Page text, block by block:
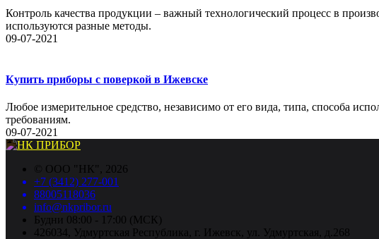
Контроль качества продукции – важный технологический процесс в
используются разные методы.
09-07-2021
Купить приборы с поверкой в Ижевске
Любое измерительное средство, независимо от его вида, типа, способа
требованиям.
09-07-2021
© ООО "НК", 2026
+7 (3412) 277-001
88005118036
info@nkpribor.ru
Будни 08:00 - 17:00 (МСК)
426034, Удмуртская Республика, г. Ижевск, ул. Удмуртская, д.268